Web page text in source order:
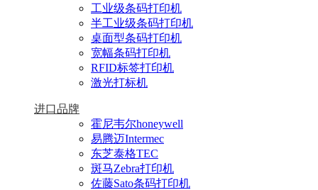
工业级条码打印机
半工业级条码打印机
桌面型条码打印机
宽幅条码打印机
RFID标签打印机
激光打标机
进口品牌
霍尼韦尔honeywell
易腾迈Intermec
东芝泰格TEC
斑马Zebra打印机
佐藤Sato条码打印机